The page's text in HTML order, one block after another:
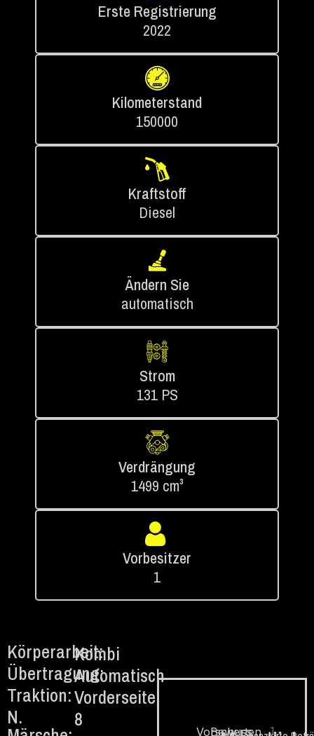
Erste Registrierung
2022
Kilometerstand
150000
Kraftstoff
Diesel
Ändern Sie
automatisch
Strom
131 PS
Verdrängung
1499 cm³
Vorbesitzer
1
Körperarbeit:
Kombi
Übertragung:Automatisch
Traktion:Vorderseite
N.
8
Vorschuss
Bewerten 1.